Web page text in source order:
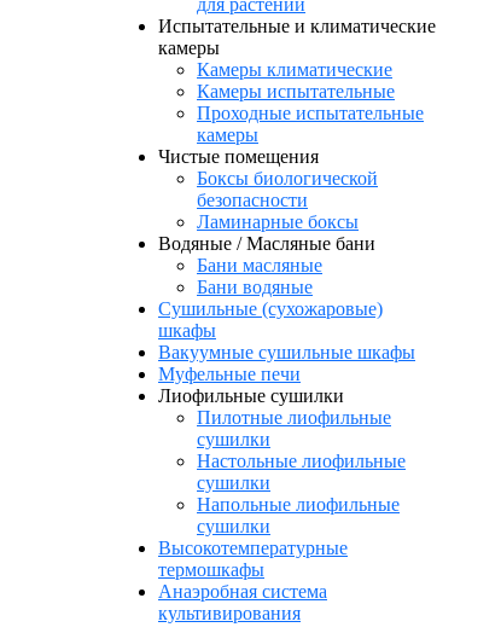
для растений
Испытательные и климатические
камеры
Камеры климатические
Камеры испытательные
Проходные испытательные
камеры
Чистые помещения
Боксы биологической
безопасности
Ламинарные боксы
Водяные / Масляные бани
Бани масляные
Бани водяные
Сушильные (сухожаровые)
шкафы
Вакуумные сушильные шкафы
Муфельные печи
Лиофильные сушилки
Пилотные лиофильные
сушилки
Настольные лиофильные
сушилки
Напольные лиофильные
сушилки
Высокотемпературные
термошкафы
Анаэробная система
культивирования